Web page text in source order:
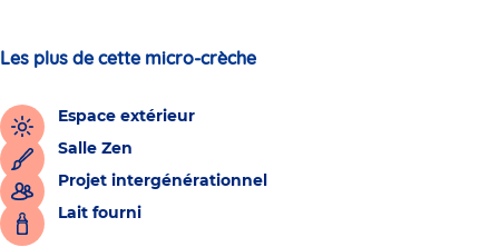
Les plus de cette micro-crèche
Espace extérieur
Salle Zen
Projet intergénérationnel
Lait fourni